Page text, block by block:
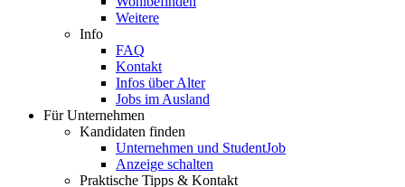
Weitere
Info
FAQ
Kontakt
Infos über Alter
Jobs im Ausland
Für Unternehmen
Kandidaten finden
Unternehmen und StudentJob
Anzeige schalten
Praktische Tipps & Kontakt